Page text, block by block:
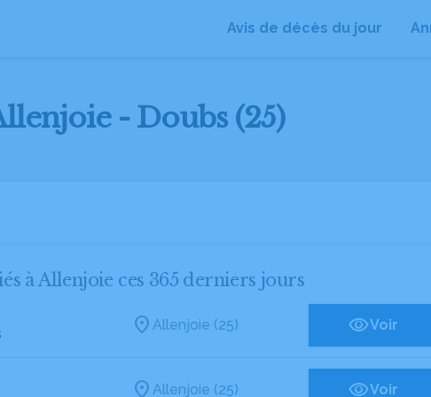
Avis de décès du jour
- Doubs (25)
à Allenjoie ces 365 derniers jours
Allenjoie (25) Voir
Allenjoie (25) Voir